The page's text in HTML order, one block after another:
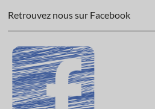
Retrouvez nous sur Facebook